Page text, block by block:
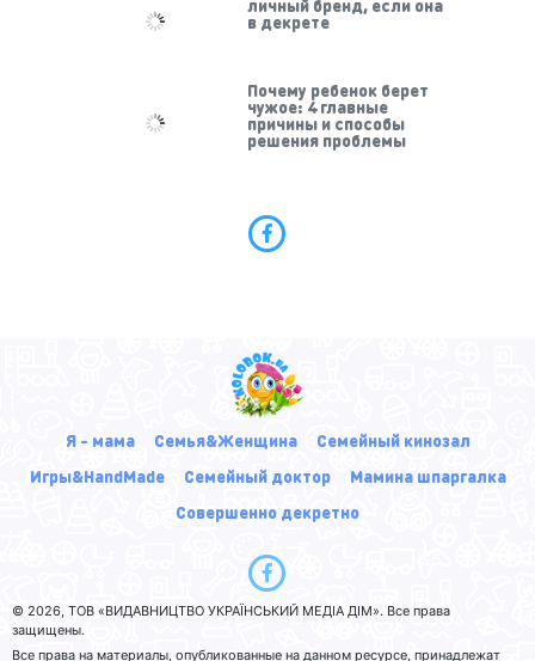
личный бренд, если она
в декрете
Почему ребенок берет
чужое: 4 главные
причины и способы
решения проблемы
Я - мама Семья&Женщина
Семейный кинозал
Игры&HandMade
Семейный доктор
Мамина шпаргалка
Совершенно декретно
© 2026, ТОВ «ВИДАВНИЦТВО УКРАЇНСЬКИЙ МЕДІА ДІМ». Все права
защищены.
Все права на материалы, опубликованные на данном ресурсе, принадлежат